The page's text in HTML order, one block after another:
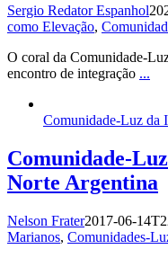
Sergio Redator Espanhol
como Elevação,
O coral da Comunidade-
encontro de integração ...
Comunidade-Luz da
Comunidade-
Norte Argentina
Nelson Frater2017-06-
Marianos, Comunidades-